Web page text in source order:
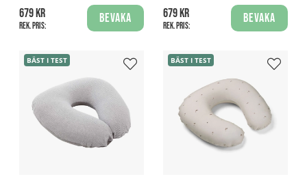
679 kr
Rek. pris:
Bevaka
679 kr
Rek. pris:
Bevaka
BÄST I TEST BÄST I TEST